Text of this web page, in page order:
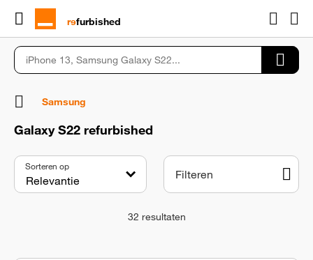
rɘfurbished
Samsung
Galaxy S22 refurbished
32 resultaten
Sorteren op
Filteren